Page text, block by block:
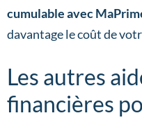
cumulable avec
davantage le coût de
Les autres
financières